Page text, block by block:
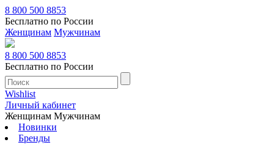
8 800 500 8853
Бесплатно по России
Женщинам Мужчинам
8 800 500 8853
Бесплатно по России
Wishlist
Личный кабинет
Женщинам Мужчинам
Новинки
Бренды